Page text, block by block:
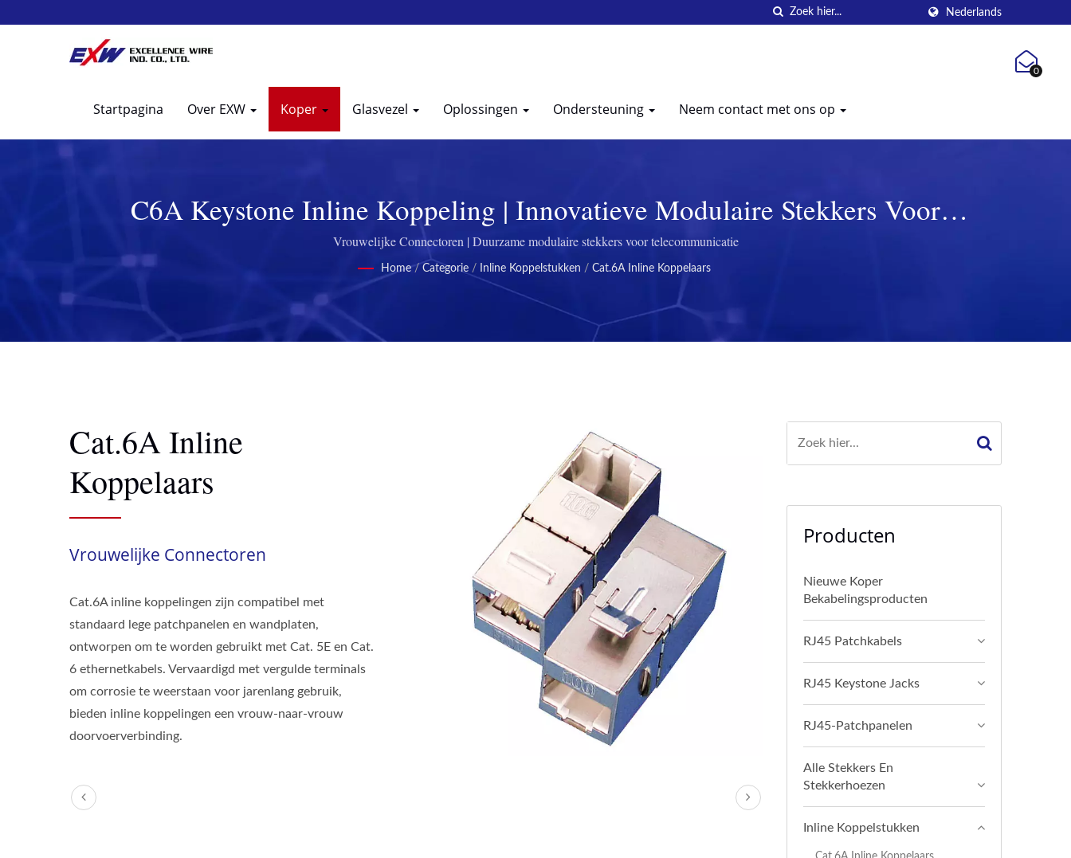
Nederlands
Startpagina Over EXW Koper Glasvezel Oplossingen Ondersteuning Neem contact met ons op
0
C6A Keystone Inline Koppeling | Innovatieve Modulaire Stekkers Voor
Verbeterde Connectiviteit Door Excellence Wire
Vrouwelijke Connectoren | Duurzame modulaire stekkers voor telecommunicatie
Home / Categorie / Inline Koppelstukken / Cat.6A Inline Koppelaars
Cat.6A Inline
Koppelaars
Vrouwelijke Connectoren
Cat.6A inline koppelingen zijn compatibel met
standaard lege patchpanelen en wandplaten,
ontworpen om te worden gebruikt met Cat. 5E en Cat.
6 ethernetkabels. Vervaardigd met vergulde terminals
om corrosie te weerstaan voor jarenlang gebruik,
bieden inline koppelingen een vrouw-naar-vrouw
doorvoerverbinding.
Producten
Nieuwe Koper
Bekabelingsproducten
RJ45 Patchkabels
RJ45 Keystone Jacks
RJ45-Patchpanelen
Alle Stekkers En
Stekkerhoezen
Inline Koppelstukken